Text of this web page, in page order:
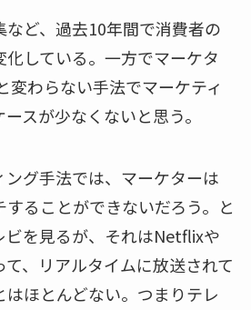
ど、過去10年間で消費者の
している。一方でマーケタ
変わらない手法でマーケティ
スが少なくないと思う。
グ手法では、マーケターは
ることができないだろう。と
ビを見るが、それはNetflixや
、リアルタイムに放送されて
ほとんどない。つまりテレ